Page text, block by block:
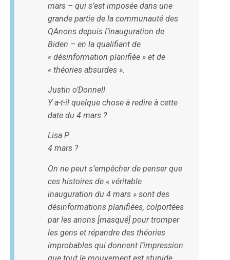
mars – qui s’est imposée dans une
grande partie de la communauté des
QAnons depuis l’inauguration de
Biden – en la qualifiant de
« désinformation planifiée » et de
« théories absurdes ».
Justin o’Donnell
Y a-t-il quelque chose à redire à cette
date du 4 mars ?
Lisa P
4 mars ?
On ne peut s’empêcher de penser que
ces histoires de « véritable
inauguration du 4 mars » sont des
désinformations planifiées, colportées
par les anons [masqué] pour tromper
les gens et répandre des théories
improbables qui donnent l’impression